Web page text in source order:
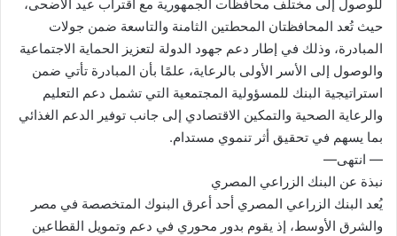
للوصول إلى مختلف محافظات الجمهورية مع اقتراب عيد الأضحى،
حيث تُعد المحافظتان المحطتين الثامنة والتاسعة ضمن جولات
المبادرة، وذلك في إطار دعم جهود الدولة لتعزيز الحماية الاجتماعية
والوصول إلى الأسر الأولى بالرعاية، علمًا بأن المبادرة تأتي ضمن
استراتيجية البنك للمسؤولية المجتمعية التي تشمل دعم التعليم
والرعاية الصحية والتمكين الاقتصادي إلى جانب توفير الدعم الغذائي
بما يسهم في تحقيق أثر تنموي مستدام.
— انتهى—
نبذة عن البنك الزراعي المصري
يُعد البنك الزراعي المصري أحد أعرق البنوك المتخصصة في مصر
والشرق الأوسط، إذ يقوم بدور محوري في دعم وتمويل القطاعين